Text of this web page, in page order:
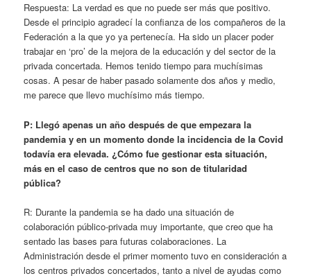
Respuesta: La verdad es que no puede ser más que positivo.
Desde el principio agradecí la confianza de los compañeros de la
Federación a la que yo ya pertenecía. Ha sido un placer poder
trabajar en ‘pro’ de la mejora de la educación y del sector de la
privada concertada. Hemos tenido tiempo para muchísimas
cosas. A pesar de haber pasado solamente dos años y medio,
me parece que llevo muchísimo más tiempo.
P: Llegó apenas un año después de que empezara la
pandemia y en un momento donde la incidencia de la Covid
todavía era elevada. ¿Cómo fue gestionar esta situación,
más en el caso de centros que no son de titularidad
pública?
R: Durante la pandemia se ha dado una situación de
colaboración público-privada muy importante, que creo que ha
sentado las bases para futuras colaboraciones. La
Administración desde el primer momento tuvo en consideración a
los centros privados concertados, tanto a nivel de ayudas como